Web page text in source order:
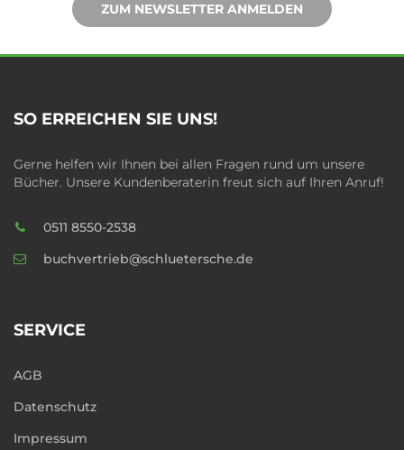
ZUM NEWSLETTER ANMELDEN
SO ERREICHEN SIE UNS!
Gerne helfen wir Ihnen bei allen Fragen rund um unsere
Bücher. Unsere Kundenberaterin freut sich auf Ihren Anruf!
0511 8550-2538
buchvertrieb@schluetersche.de
SERVICE
AGB
Datenschutz
Impressum